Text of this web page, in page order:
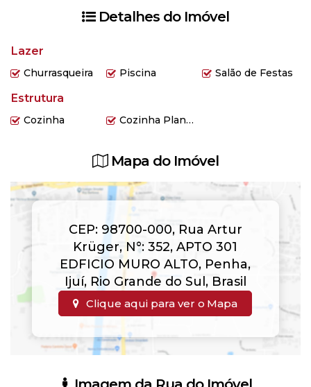
Detalhes do Imóvel
Lazer
Churrasqueira Piscina Salão de Festas
Estrutura
Cozinha Cozinha Planejada
Mapa do Imóvel
CEP: 98700-000, Rua Artur
Krüger, N°: 352,APTO 301
EDFICIO MURO ALTO, Penha,
Ijuí, Rio Grande do Sul, Brasil
Clique aqui para ver o Mapa